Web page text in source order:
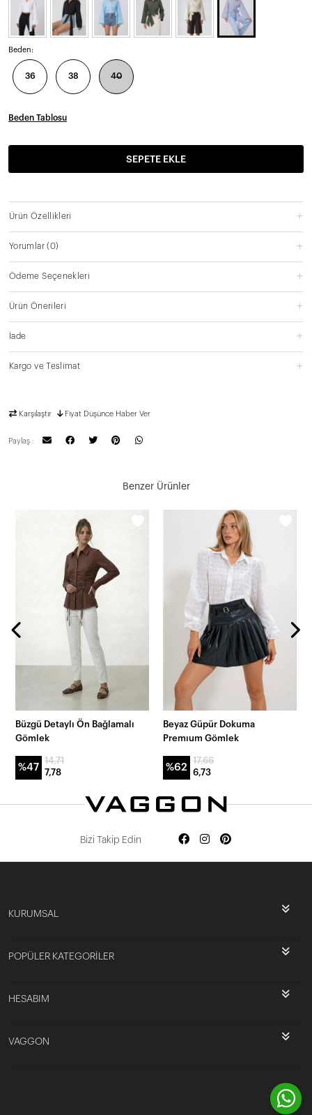
Beden:
36 38 40
Beden Tablosu
SEPETE EKLE
Ürün Özellikleri
Yorumlar(0)
Ödeme Seçenekleri
Ürün Önerileri
İade
Kargo ve Teslimat
Karşılaştır Fiyat Düşünce Haber Ver
Paylaş :
Benzer Ürünler
Büzgü Detaylı Ön Bağlamalı
Gömlek
%47
14,71
7,78
Beyaz Güpür Dokuma
Premıum Gömlek
%62
17,66
6,73
Bizi Takip Edin
KURUMSAL
POPÜLER KATEGORİLER
HESABIM
VAGGON